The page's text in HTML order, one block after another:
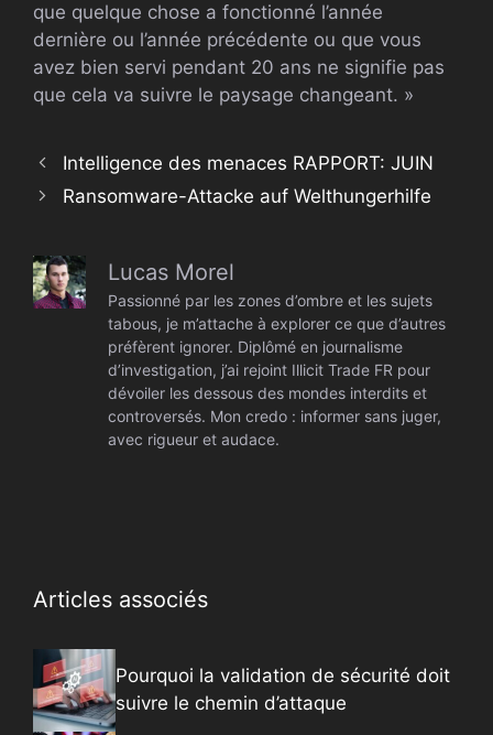
que quelque chose a fonctionné l’année
dernière ou l’année précédente ou que vous
avez bien servi pendant 20 ans ne signifie pas
que cela va suivre le paysage changeant. »
Intelligence des menaces RAPPORT: JUIN
Ransomware-Attacke auf Welthungerhilfe
Lucas Morel
Passionné par les zones d’ombre et les sujets
tabous, je m’attache à explorer ce que d’autres
préfèrent ignorer. Diplômé en journalisme
d’investigation, j’ai rejoint Illicit Trade FR pour
dévoiler les dessous des mondes interdits et
controversés. Mon credo : informer sans juger,
avec rigueur et audace.
Articles associés
Pourquoi la validation de sécurité doit
suivre le chemin d’attaque